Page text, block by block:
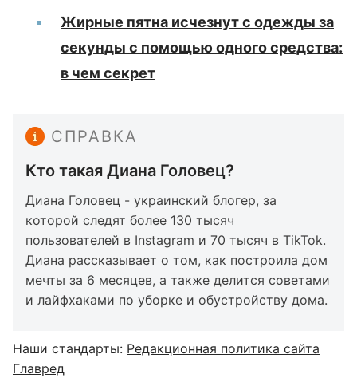
Жирные пятна исчезнут с одежды за
секунды с помощью одного средства:
в чем секрет
СПРАВКА
Кто такая Диана Головец?
Диана Головец - украинский блогер, за
которой следят более 130 тысяч
пользователей в Instagram и 70 тысяч в TikTok.
Диана рассказывает о том, как построила дом
мечты за 6 месяцев, а также делится советами
и лайфхаками по уборке и обустройству дома.
Наши стандарты: Редакционная политика сайта
Главред